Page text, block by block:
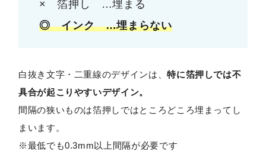
× 箔押し …埋まる
◎ インク …埋まらない
白抜き文字・二重線のデザインは、特に箔押しでは不
具合が起こりやすいデザイン。
間隔の狭いものは箔押しではところどころ埋まってし
まいます。
※最低でも0.3mm以上間隔が必要です